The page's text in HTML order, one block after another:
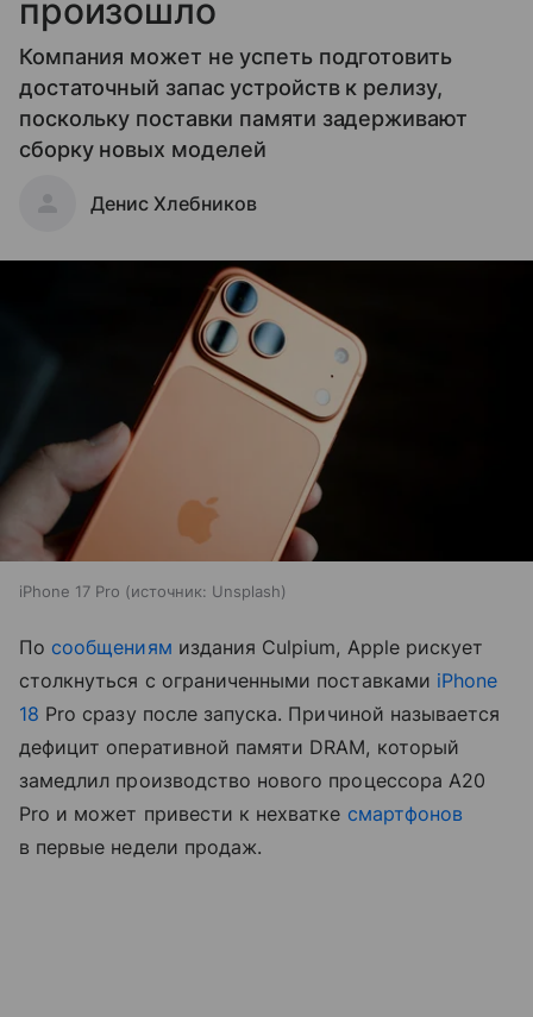
произошло
Компания может не успеть подготовить
достаточный запас устройств к релизу,
поскольку поставки памяти задерживают
сборку новых моделей
Денис Хлебников
iPhone 17 Pro источник: Unsplash
Посообщениям издания Culpium, Apple рискует
столкнуться с ограниченными поставками iPhone
18 Pro сразу после запуска. Причиной называется
дефицит оперативной памяти DRAM, который
замедлил производство нового процессора A20
Pro и может привести к нехватке смартфонов
в первые недели продаж.